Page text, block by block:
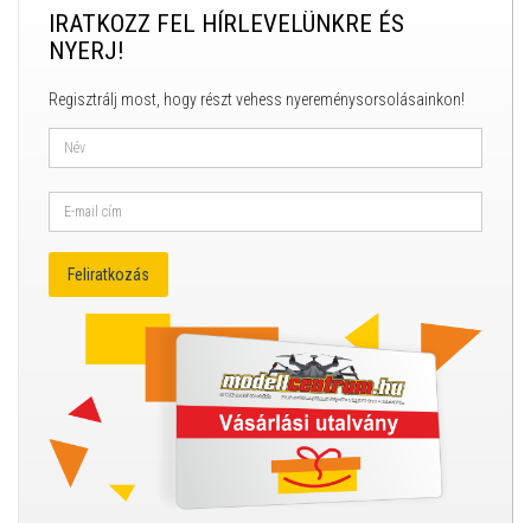
IRATKOZZ FEL HÍRLEVELÜNKRE ÉS
NYERJ!
Regisztrálj most, hogy részt vehess nyereménysorsolásainkon!